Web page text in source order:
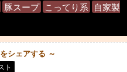
豚スープ こってり系 自家製
シェアする ～